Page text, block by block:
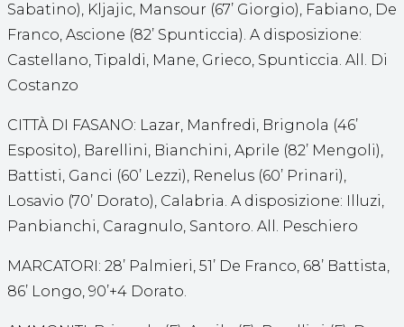
Sabatino), Kljajic, Mansour (67’ Giorgio), Fabiano, De
Franco, Ascione (82’ Spunticcia). A disposizione:
Castellano, Tipaldi, Mane, Grieco, Spunticcia. All. Di
Costanzo
CITTÀ DI FASANO: Lazar, Manfredi, Brignola (46’
Esposito), Barellini, Bianchini, Aprile (82’ Mengoli),
Battisti, Ganci (60’ Lezzi), Renelus (60’ Prinari),
Losavio (70’ Dorato), Calabria. A disposizione: Illuzi,
Panbianchi, Caragnulo, Santoro. All. Peschiero
MARCATORI: 28’ Palmieri, 51’ De Franco, 68’ Battista,
86’ Longo, 90’+4 Dorato.